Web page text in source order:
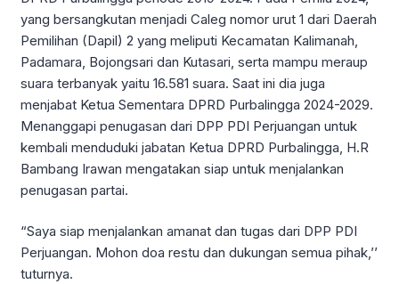
yang bersangkutan menjadi Caleg nomor urut 1 dari Daerah
Pemilihan (Dapil) 2 yang meliputi Kecamatan Kalimanah,
Padamara, Bojongsari dan Kutasari, serta mampu meraup
suara terbanyak yaitu 16.581 suara. Saat ini dia juga
menjabat Ketua Sementara DPRD Purbalingga 2024-2029.
Menanggapi penugasan dari DPP PDI Perjuangan untuk
kembali menduduki jabatan Ketua DPRD Purbalingga, H.R
Bambang Irawan mengatakan siap untuk menjalankan
penugasan partai.
“Saya siap menjalankan amanat dan tugas dari DPP PDI
Perjuangan. Mohon doa restu dan dukungan semua pihak,’’
tuturnya.